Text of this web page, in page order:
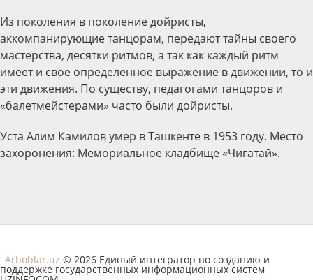
Из поколения в поколение дойристы,
аккомпанирующие танцорам, передают тайны своего
мастерства, десятки ритмов, а так как каждый ритм
имеет и свое определенное выражение в движении, то и
эти движения. По существу, педагогами танцоров и
«балетмейстерами» часто были дойристы.
Уста Алим Камилов умер в Ташкенте в 1953 году. Место
захоронения: Мемориальное кладбище «Чигатай».
Arboblar.uz © 2026 Единый интегратор по созданию и
поддержке государственных информационных систем